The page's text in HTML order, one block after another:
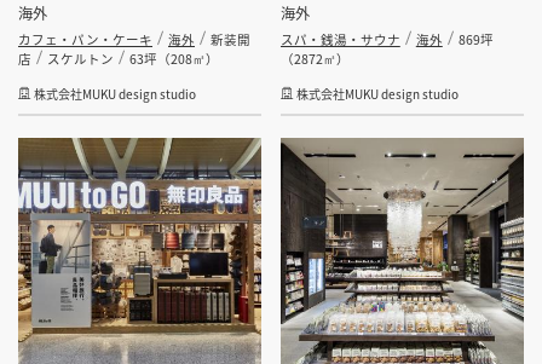
海外
カフェ・パン・ケーキ 海外
新装開
店
スケルトン
63坪（208㎡）
株式会社MUKU design studio
海外
スパ・銭湯・サウナ 海外
869坪
（2872㎡）
株式会社MUKU design studio